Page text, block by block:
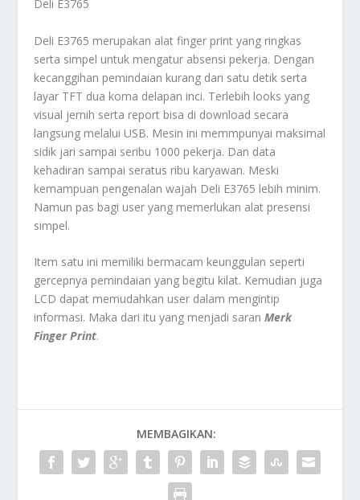
Deli E3765
Deli E3765 merupakan alat finger print yang ringkas
serta simpel untuk mengatur absensi pekerja. Dengan
kecanggihan pemindaian kurang dari satu detik serta
layar TFT dua koma delapan inci. Terlebih looks yang
visual jernih serta report bisa di download secara
langsung melalui USB. Mesin ini memmpunyai maksimal
sidik jari sampai seribu 1000 pekerja. Dan data
kehadiran sampai seratus ribu karyawan. Meski
kemampuan pengenalan wajah Deli E3765 lebih minim.
Namun pas bagi user yang memerlukan alat presensi
simpel.
Item satu ini memiliki bermacam keunggulan seperti
gercepnya pemindaian yang begitu kilat. Kemudian juga
LCD dapat memudahkan user dalam mengintip
informasi. Maka dari itu yang menjadi saranMerk
Finger Print.
MEMBAGIKAN: